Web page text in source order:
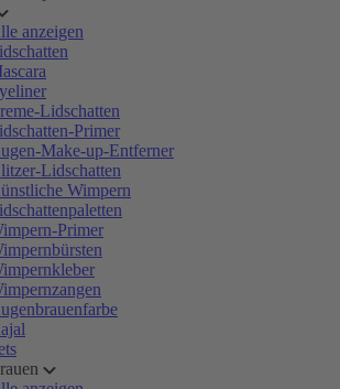
anzeigen
Lidschatten
Primer
Make-up-Entferner
Lidschatten
Wimpern
Primer